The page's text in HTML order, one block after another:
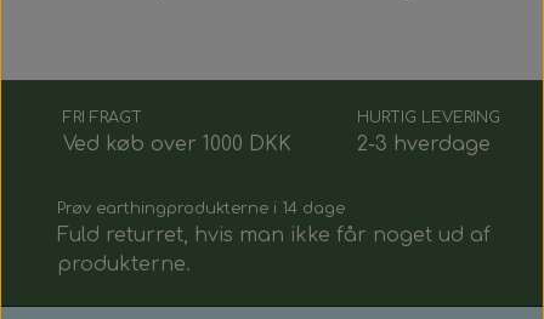
FRI FRAGT
Ved køb over 1000 DKK
HURTIG LEVERING
2-3 hverdage
Prøv earthingprodukterne i 14 dage
Fuld returret, hvis man ikke får noget ud af
produkterne.